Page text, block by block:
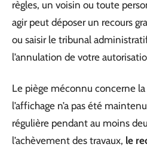
règles, un voisin ou toute
agir peut déposer un recours
ou saisir le tribunal
l’annulation de votre
Le piège méconnu concerne
l’affichage n’a pas été
régulière pendant au moins
l’achèvement des travaux, le